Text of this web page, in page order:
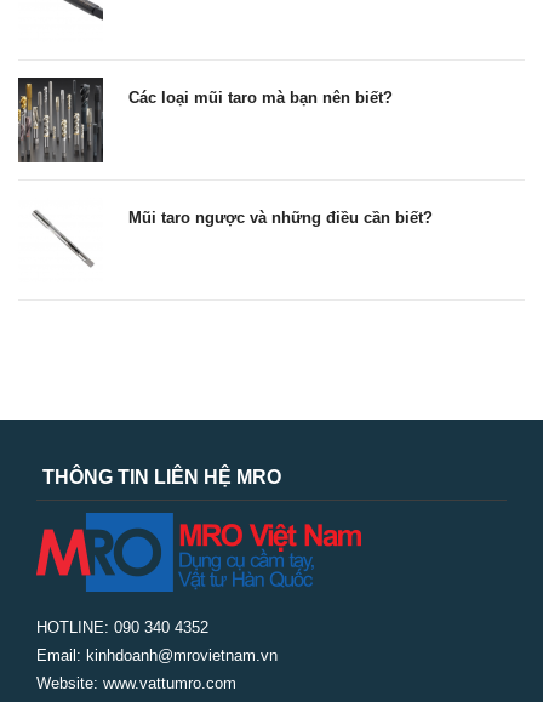
Các loại mũi taro mà bạn nên biết?
Mũi taro ngược và những điều cần biết?
THÔNG TIN LIÊN HỆ MRO
HOTLINE: 090 340 4352
Email: kinhdoanh@mrovietnam.vn
Website: www.vattumro.com